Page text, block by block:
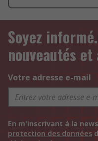
Soyez
nouveautés
Votre adresse e-mail
En m'inscrivant à la
protection des données